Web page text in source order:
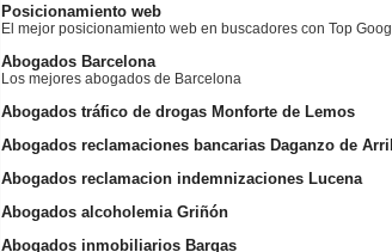
Posicionamiento web
El mejor posicionamiento web en buscadores con Top
Abogados Barcelona
Los mejores abogados de Barcelona
Abogados tráfico de drogas Monforte de Lemos
Abogados reclamaciones bancarias Daganzo de
Abogados reclamacion indemnizaciones Lucena
Abogados alcoholemia Griñón
Abogados inmobiliarios Bargas